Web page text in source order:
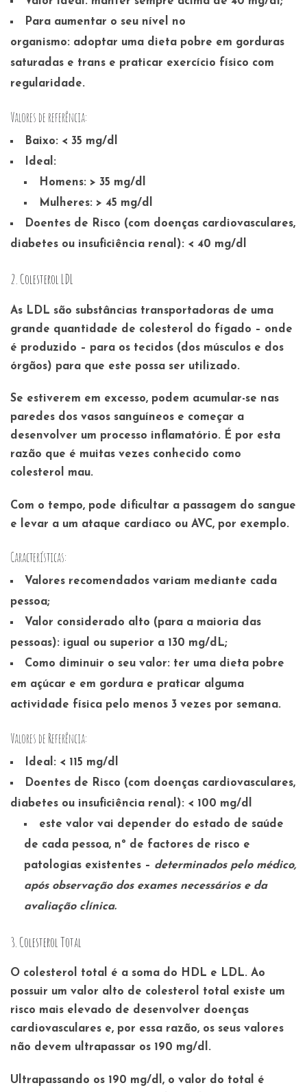
Para aumentar o seu nível no
organismo: adoptar uma dieta pobre em gorduras
saturadas e trans e praticar exercício físico com
regularidade.
Valores de referência:
Baixo: < 35 mg/dl
Ideal:
Homens: > 35 mg/dl
Mulheres: > 45 mg/dl
Doentes de Risco (com doenças cardiovasculares,
diabetes ou insuficiência renal): < 40 mg/dl
2. Colesterol LDL
As LDL são substâncias transportadoras de uma
grande quantidade de colesterol do fígado – onde
é produzido – para os tecidos (dos músculos e dos
órgãos) para que este possa ser utilizado.
Se estiverem em excesso, podem acumular-se nas
paredes dos vasos sanguíneos e começar a
desenvolver um processo inflamatório. É por esta
razão que é muitas vezes conhecido como
colesterol mau.
Com o tempo, pode dificultar a passagem do sangue
e levar a um ataque cardíaco ou AVC, por exemplo.
Características:
Valores recomendados variam mediante cada
pessoa;
Valor considerado alto (para a maioria das
pessoas): igual ou superior a 130 mg/dL;
Como diminuir o seu valor: ter uma dieta pobre
em açúcar e em gordura e praticar alguma
actividade física pelo menos 3 vezes por semana.
Valores de Referência:
Ideal: < 115 mg/dl
Doentes de Risco (com doenças cardiovasculares,
diabetes ou insuficiência renal): < 100 mg/dl
este valor vai depender do estado de saúde
de cada pessoa, nº de factores de risco e
patologias existentes – determinados pelo médico,
após observação dos exames necessários e da
avaliação clínica.
3. Colesterol Total
O colesterol total é a soma do HDL e LDL. Ao
possuir um valor alto de colesterol total existe um
risco mais elevado de desenvolver doenças
cardiovasculares e, por essa razão, os seus valores
não devem ultrapassar os 190 mg/dl.
Ultrapassando os 190 mg/dl, o valor do total é